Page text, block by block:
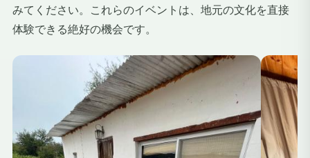
みてください。これらのイベントは、地元の文化を直接
体験できる絶好の機会です。